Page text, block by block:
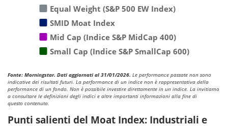
Equal Weight (S&P 500 EW Index)
SMID Moat Index
Mid Cap (Indice S&P MidCap 400)
Small Cap (Indice S&P SmallCap 600)
Fonte: Morningstar. Dati aggiornati al 31/01/2026. Le performance passate non sono
indicative dei risultati futuri. La performance di un indice non è rappresentativa della
performance di un fondo. Non è possibile investire direttamente in un indice. La invitiamo
a consultare le definizioni degli indici e altre importanti informazioni alla fine di
questo contenuto.
Punti salienti del Moat Index: Industriali e